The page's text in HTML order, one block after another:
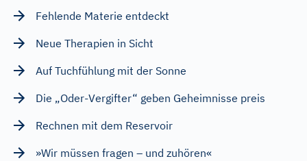
Fehlende Materie entdeckt
Neue Therapien in Sicht
Auf Tuchfühlung mit der Sonne
Die „Oder-Vergifter“ geben Geheimnisse preis
Rechnen mit dem Reservoir
»Wir müssen fragen – und zuhören«